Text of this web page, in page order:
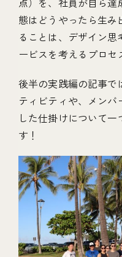
態はどうやったら生
ることは、デザイン
ービスを考えるプロセ
後半の実践編の記事で
ティビティや、メン
した仕掛けについて
す！